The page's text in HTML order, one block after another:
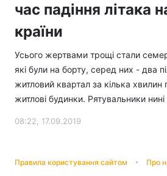
час падіння літака
країни
Усього жертвами трощі стали
які були на борту, серед них - два
житловий квартал за кілька хвилин
житлові будинки. Рятувальники
08:22, 17.09.2019
Правила користування сайтом Про